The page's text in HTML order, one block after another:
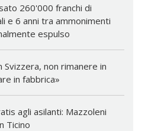
260'000 franchi di
e 6 anni tra ammonimenti
espulso
Svizzera, non rimanere in
in fabbrica»
agli asilanti: Mazzoleni
Ticino